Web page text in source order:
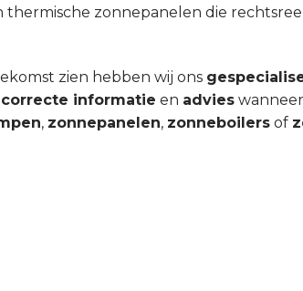
zonnepanelen die
zien hebben wij ons
correcte informatie en advies
, zonnepanelen, zonneboilers of